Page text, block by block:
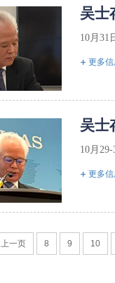
吴士
10月31
更多信
吴士
10月
更多信
上一页 8 9 10